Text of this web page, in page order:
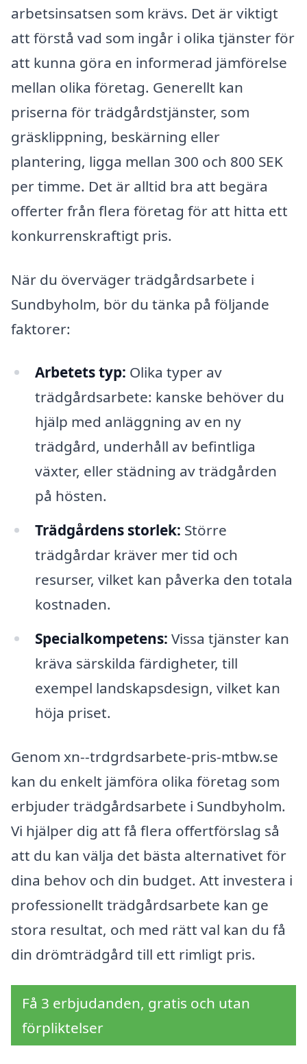
arbetsinsatsen som krävs. Det är viktigt
att förstå vad som ingår i olika tjänster för
att kunna göra en informerad jämförelse
mellan olika företag. Generellt kan
priserna för trädgårdstjänster, som
gräsklippning, beskärning eller
plantering, ligga mellan 300 och 800 SEK
per timme. Det är alltid bra att begära
offerter från flera företag för att hitta ett
konkurrenskraftigt pris.
När du överväger trädgårdsarbete i
Sundbyholm, bör du tänka på följande
faktorer:
Arbetets typ: Olika typer av
trädgårdsarbete: kanske behöver du
hjälp med anläggning av en ny
trädgård, underhåll av befintliga
växter, eller städning av trädgården
på hösten.
Trädgårdens storlek: Större
trädgårdar kräver mer tid och
resurser, vilket kan påverka den totala
kostnaden.
Specialkompetens: Vissa tjänster kan
kräva särskilda färdigheter, till
exempel landskapsdesign, vilket kan
höja priset.
Genom xn--trdgrdsarbete-pris-mtbw.se
kan du enkelt jämföra olika företag som
erbjuder trädgårdsarbete i Sundbyholm.
Vi hjälper dig att få flera offertförslag så
att du kan välja det bästa alternativet för
dina behov och din budget. Att investera i
professionellt trädgårdsarbete kan ge
stora resultat, och med rätt val kan du få
din drömträdgård till ett rimligt pris.
Få 3 erbjudanden, gratis och utan
förpliktelser